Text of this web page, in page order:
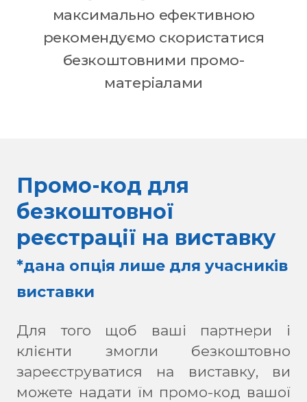
максимально ефективною
рекомендуємо скористатися
безкоштовними промо-
матеріалами
Промо-код для
безкоштовної
реєстрації на виставку
*дана опція лише для учасників
виставки
Для того щоб ваші партнери і
клієнти змогли безкоштовно
зареєструватися на виставку, ви
можете надати їм промо-код вашої